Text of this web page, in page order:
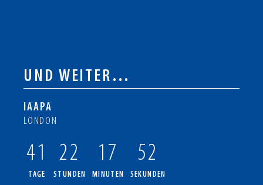
UND WEITER…
IAAPA
LONDON
41
TAGE
22
STUNDEN
17
MINUTEN
52
SEKUNDEN